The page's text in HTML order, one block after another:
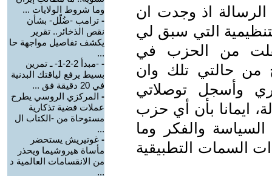
اذ وجدت ان
التي سبق لي
من الحزب في
من حالتي تلك وان
وأسجل توصلاتي
ايمانا بأن أي حزب
والفكر وما
السمات التطبيقية
وما شروط الولايات ...
- ترامب -ضُلّل- بشأن
نقص الذخائر.. تقرير
يكشف تفاصيل مواجهة حا
...
-
-مبدأ 2-2-1- ـ تمرين
بسيط يرفع لياقتك البدنية
في 20 دقيقة فق ...
- المركزي الروسي يطرح
عملات فضية تذكارية
مستوحاة من -الكتاب ال
...
- غوتيريش يستحضر
مأساة هيروشيما ويحذر
من الانقسامات العالمية د
...